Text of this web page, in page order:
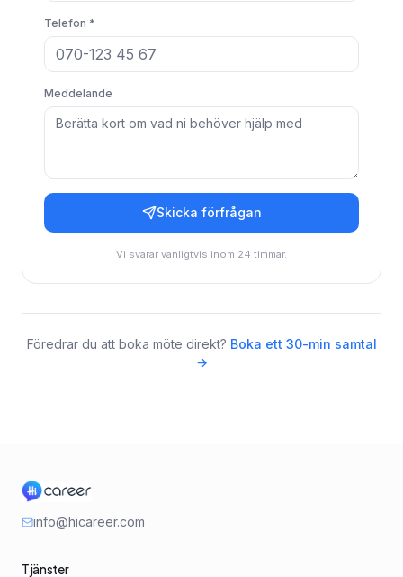
Telefon *
Meddelande
Skicka förfrågan
Vi svarar vanligtvis inom 24 timmar.
Föredrar du att boka möte direkt? Boka ett 30-min samtal
→
info@hicareer.com
Tjänster